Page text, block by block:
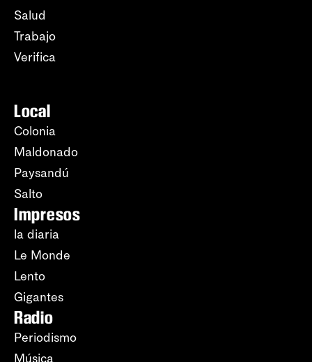
Salud
Trabajo
Verifica
Local
Colonia
Maldonado
Paysandú
Salto
Impresos
la diaria
Le Monde
Lento
Gigantes
Radio
Periodismo
Música